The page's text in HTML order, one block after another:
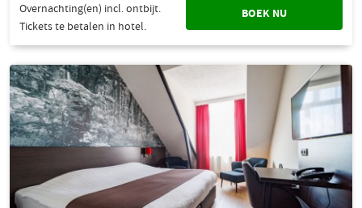
Overnachting(en) incl. ontbijt.
Tickets te betalen in hotel.
BOEK NU